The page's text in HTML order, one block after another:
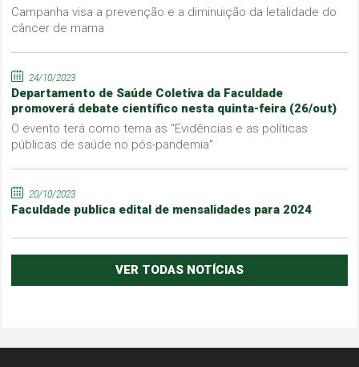
Campanha visa a prevenção e a diminuição da letalidade do
câncer de mama
24/10/2023
Departamento de Saúde Coletiva da Faculdade
promoverá debate científico nesta quinta-feira (26/out)
O evento terá como tema as "Evidências e as políticas
públicas de saúde no pós-pandemia"
20/10/2023
Faculdade publica edital de mensalidades para 2024
VER TODAS NOTÍCIAS